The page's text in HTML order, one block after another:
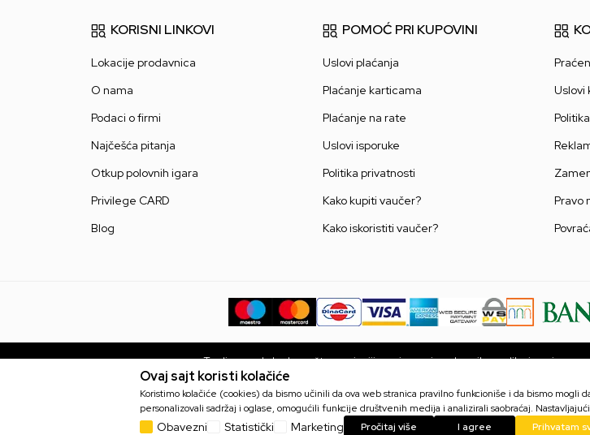
KORISNI LINKOVI
Lokacije prodavnica
O nama
Podaci o firmi
Najčešća pitanja
Otkup polovnih igara
Privilege CARD
Blog
POMOĆ PRI KUPOVINI
Uslovi plaćanja
Plaćanje karticama
Plaćanje na rate
Uslovi isporuke
Politika privatnosti
Kako kupiti vaučer?
Kako iskoristiti vaučer?
Uslovi
Pravo
Trudimo se da budemo što precizniji u opisu proizvoda, prikazu slika i samim
bez grešaka. Svi artikli prikazani na sajtu su deo naše ponude i ne
proveriti pozivom Call centra na
©2026 www.games.rs Powered byNB
Ovaj sajt koristi kolačiće
Koristimo kolačiće (cookies) da bismo učinili da ova web stranica pravilno funkcioniše i da bismo mogli
personalizovali sadržaj i oglase, omogućili funkcije društvenih medija i analizirali saobraćaj.
Obavezni Statistički Marketing Pročitaj više I agree Prihvatam